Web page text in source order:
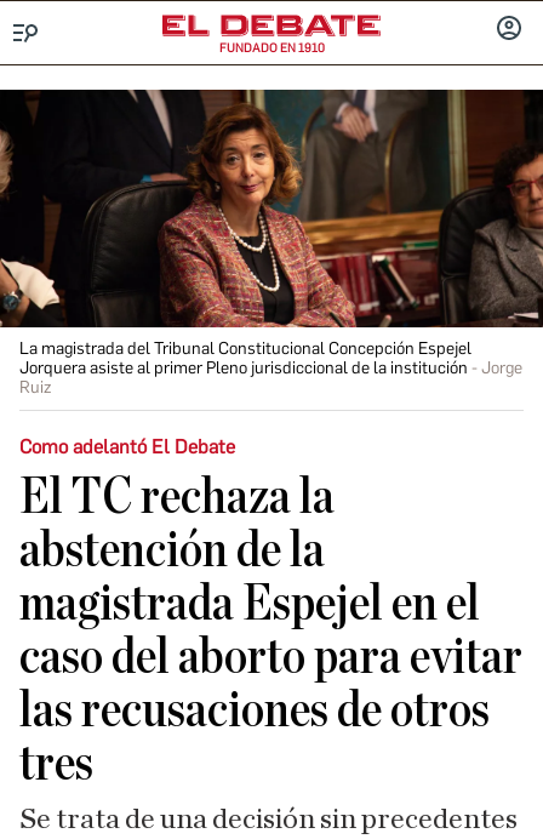
FUNDADO EN 1910
La magistrada del Tribunal Constitucional Concepción Espejel
Jorquera asiste al primer Pleno jurisdiccional de la institución
Jorge
Ruiz
Como adelantó El Debate
El TC rechaza la
abstención de la
magistrada Espejel en el
caso del aborto para evitar
las recusaciones de otros
tres
Se trata de una decisión sin precedentes